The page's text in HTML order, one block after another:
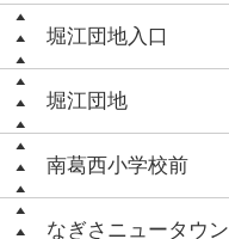
堀江団地入口
堀江団地
南葛西小学校前
なぎさニュータウン